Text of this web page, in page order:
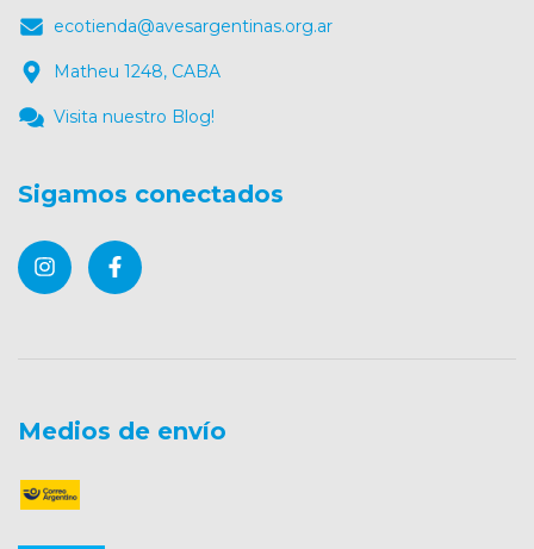
ecotienda@avesargentinas.org.ar
Matheu 1248, CABA
Visita nuestro Blog!
Sigamos conectados
Medios de envío